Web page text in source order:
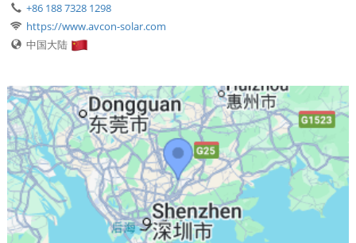
+86 188 7328 1298
https://www.avcon-solar.com
中国大陆